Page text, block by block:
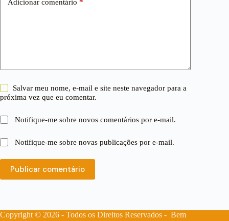
Adicionar comentário *
Salvar meu nome, e-mail e site neste navegador para a
próxima vez que eu comentar.
Notifique-me sobre novos comentários por e-mail.
Notifique-me sobre novas publicações por e-mail.
Publicar comentário
Copyright © 2026 - Todos os Direitos Reservados - Bem